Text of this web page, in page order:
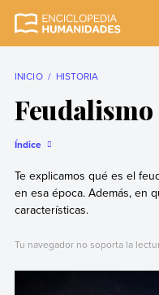
completa y más
INICIO HISTORIA
Feudalismo
Índice
Te explicamos qué es el
en esa época. Además, en
características.
Tu navegador no soporta la